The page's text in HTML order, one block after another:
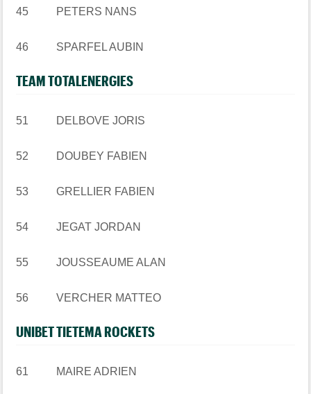
45 PETERS NANS
46 SPARFEL AUBIN
TEAM TOTALENERGIES
51 DELBOVE JORIS
52 DOUBEY FABIEN
53 GRELLIER FABIEN
54 JEGAT JORDAN
55 JOUSSEAUME ALAN
56 VERCHER MATTEO
UNIBET TIETEMA ROCKETS
61 MAIRE ADRIEN